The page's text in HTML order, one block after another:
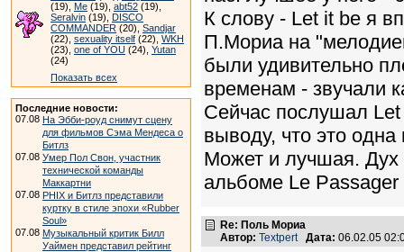
(19), Me (19), abt52 (19),
Seralvin (19), DISCO
COMMANDER (20), Sandjar
(22), sexuality itself (22), WKH
(23), one of YOU (24), Yutan
(24)
Показать всех
Последние новости:
07.08 На Эбби-роуд снимут сцену
для фильмов Сэма Мендеса о
Битлз
07.08 Умер Пол Свон, участник
технической команды
Маккартни
07.08 PHIX и Битлз представили
куртку в стиле эпохи «Rubber
Soul»
07.08 Музыкальный критик Билл
Уаймен представил рейтинг
К слову - Let it be я
П.Мориа на
были удивительно
временам - звучали
Сейчас послушал
выводу, что это
Может и лучшая. Дух
альбоме Le
Re: Поль Мориа
Автор: Textpert Дата: 06.02.05